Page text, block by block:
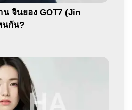
น จินยอง GOT7 (Jin
นกัน?